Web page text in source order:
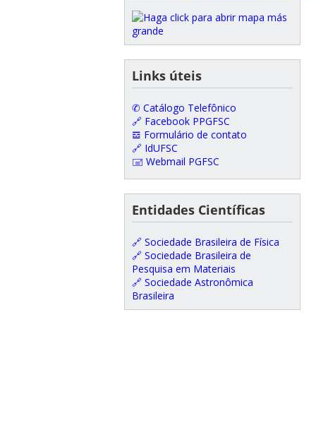
Links úteis
✆ Catálogo Telefônico
🔗 Facebook PPGFSC
𝌕 Formulário de contato
🔗 IdUFSC
🖃 Webmail PGFSC
Entidades Científicas
🔗 Sociedade Brasileira de Física
🔗 Sociedade Brasileira de
Pesquisa em Materiais
🔗 Sociedade Astronômica
Brasileira